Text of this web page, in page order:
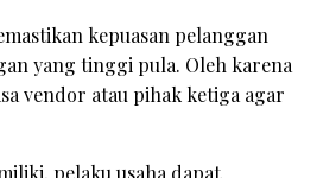
kepuasan pelanggan
yang tinggi pula. Oleh karena
vendor atau pihak ketiga agar
pelaku usaha dapat